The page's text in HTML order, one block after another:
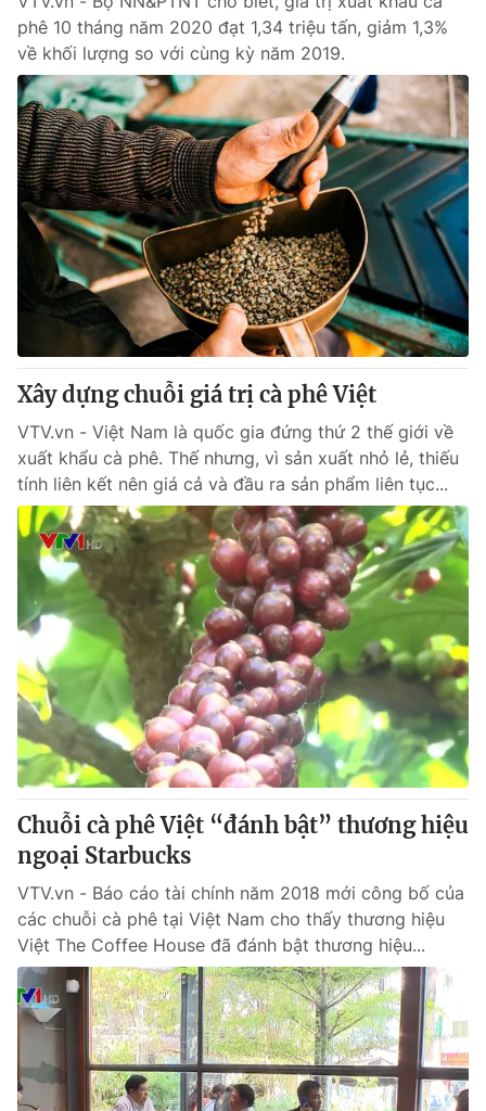
phê 10 tháng năm 2020 đạt 1,34 triệu tấn, giảm 1,3%
về khối lượng so với cùng kỳ năm 2019.
Xây dựng chuỗi giá trị cà phê Việt
VTV.vn - Việt Nam là quốc gia đứng thứ 2 thế giới về
xuất khẩu cà phê. Thế nhưng, vì sản xuất nhỏ lẻ, thiếu
tính liên kết nên giá cả và đầu ra sản phẩm liên tục...
Chuỗi cà phê Việt “đánh bật” thương hiệu
ngoại Starbucks
VTV.vn - Báo cáo tài chính năm 2018 mới công bố của
các chuỗi cà phê tại Việt Nam cho thấy thương hiệu
Việt The Coffee House đã đánh bật thương hiệu...